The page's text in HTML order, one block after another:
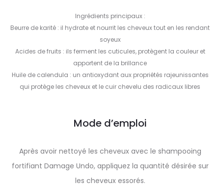
Ingrédients principaux :
Beurre de karité : il hydrate et nourrit les cheveux tout en les rendant
soyeux
Acides de fruits : ils ferment les cuticules, protègent la couleur et
apportent de la brillance
Huile de calendula : un antioxydant aux propriétés rajeunissantes
qui protège les cheveux et le cuir chevelu des radicaux libres
Mode d’emploi
Après avoir nettoyé les cheveux avec le shampooing
fortifiant Damage Undo, appliquez la quantité désirée sur
les cheveux essorés.